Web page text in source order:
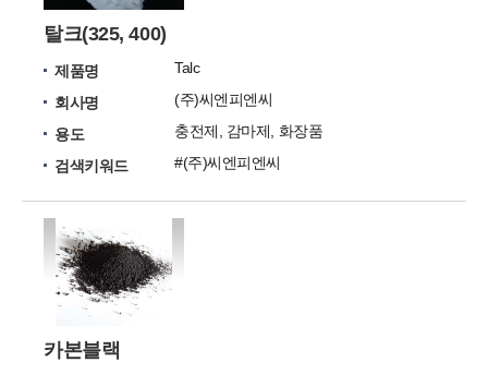
탈크(325, 400)
제품명
Talc
회사명
(주)씨엔피엔씨
용도
충전제, 감마제, 화장품
검색키워드
#(주)씨엔피엔씨
카본블랙